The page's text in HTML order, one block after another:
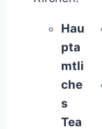
Hau
pta
mtli
che
s
Tea